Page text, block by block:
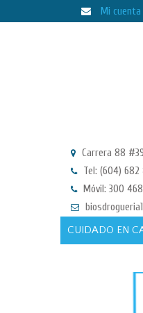
Mi cuenta
Carrera 88
Tel: (604) 682
Móvil: 300
CUIDADO EN